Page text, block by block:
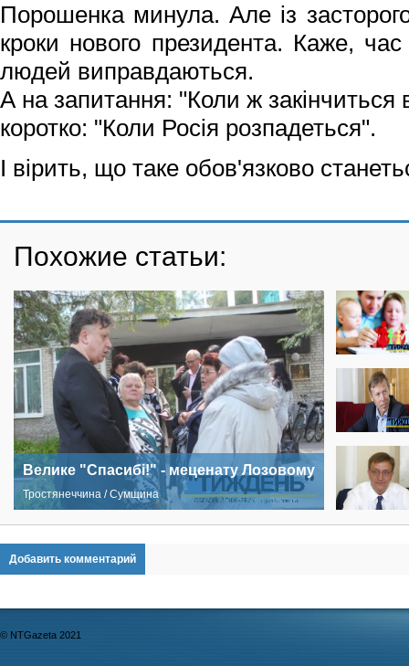
Порошенка минула. Але із
кроки нового президента. Каже, час
людей виправдаються.
А на запитання: "Коли ж закінчиться
коротко: "Коли Росія розпадеться".
І вірить, що таке обов'язково
Похожие статьи:
Велике "Спасибі!" - меценату Лозовому
Тростянеччина / Сумщина
Добавить комментарий
© NTGazeta 2021